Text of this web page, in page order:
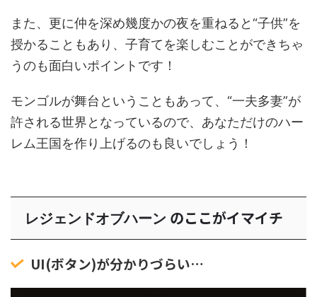
また、更に仲を深め幾度かの夜を重ねると“子供”を
授かることもあり、子育てを楽しむことができちゃ
うのも面白いポイントです！
モンゴルが舞台ということもあって、“一夫多妻”が
許される世界となっているので、あなただけのハー
レム王国を作り上げるのも良いでしょう！
レジェンドオブハーン のここがイマイチ
UI(ボタン)が分かりづらい…